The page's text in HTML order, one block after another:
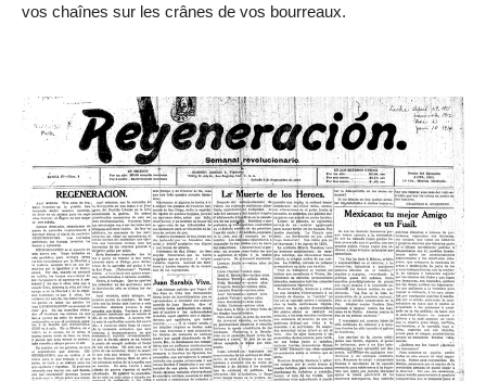
vos chaînes sur les crânes de vos bourreaux.